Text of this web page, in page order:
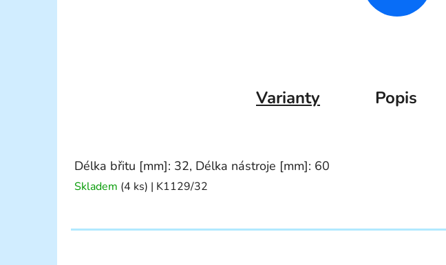
Varianty Popis
Délka břitu [mm]: 32, Délka nástroje [mm]: 60
Skladem (4 ks) | K1129/32